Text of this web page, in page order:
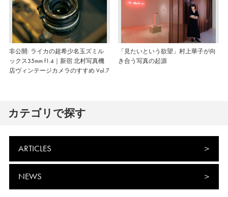
非公開: ライカの超希少名玉ズミル
ックス35mm f1.4｜新宿 北村写真機
店ヴィンテージカメラのすすめ Vol.7
「見たいという欲望」村上華子が向
き合う写真の起源
カテゴリで探す
ARTICLES
NEWS